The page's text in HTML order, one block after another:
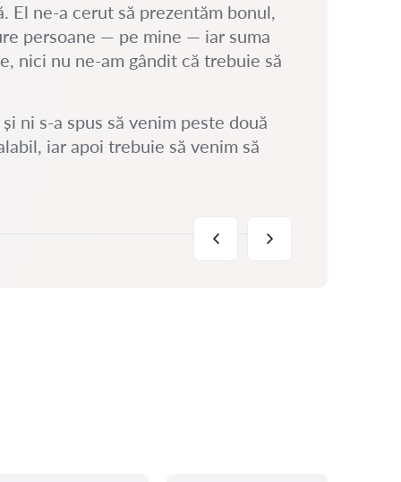
El ne-a cerut să prezentăm bonul,
persoane — pe mine — iar suma
nici nu ne-am gândit că trebuie să
ni s-a spus să venim peste două
iar apoi trebuie să venim să